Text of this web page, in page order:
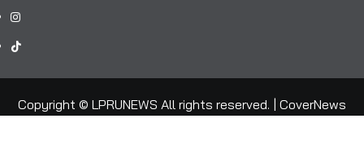
instagram
tiktok
Copyright © LPRUNEWS All rights reserved. | CoverNews